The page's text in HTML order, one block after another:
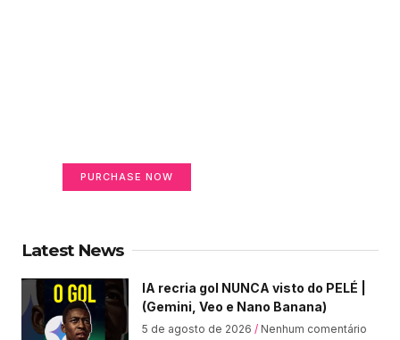
PURCHASE NOW
Latest News
IA recria gol NUNCA visto do PELÉ |
(Gemini, Veo e Nano Banana)
5 de agosto de 2026 Nenhum comentário